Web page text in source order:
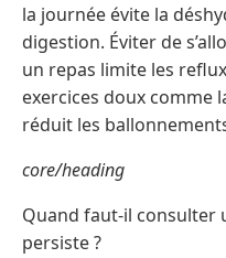
la journée évite la
digestion. Éviter de
un repas limite les
exercices doux comme
réduit les
core/heading
Quand faut-il consulter
persiste ?